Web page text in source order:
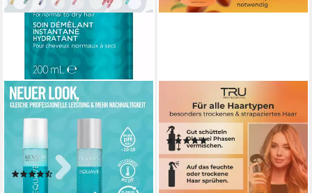
REVLON PROFESSIONAL
Leave-in Pflege EQUAVE
CONDITIONER, Normales Bis
Trockenes Haar 200 ml
(9)
ab 13,99 €
Leave-in Pflege Argan Oil
Spray, 400ml
(2)
18,95 €
(47,38 €/ 1 l)
lieferbar - in 2-3 Werktagen bei dir